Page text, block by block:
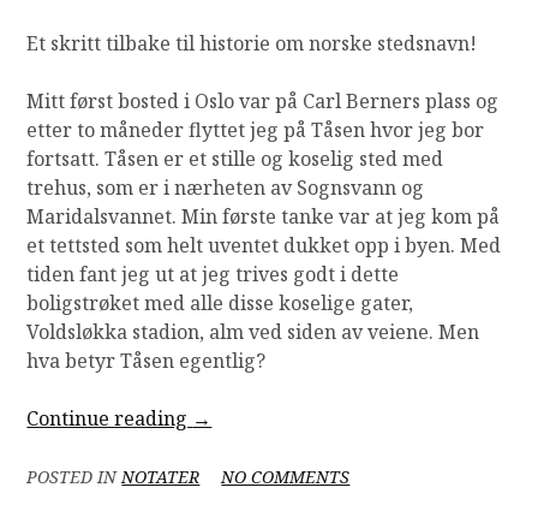
Et skritt tilbake til historie omnorske stedsnavn!
Mitt først bosted i Oslo var på Carl Berners plass og
etter to måneder flyttet jeg på Tåsen hvor jeg bor
fortsatt. Tåsen er et stille og koselig sted med
trehus, som er i nærheten av Sognsvann og
Maridalsvannet. Min første tanke var at jeg kom på
et tettsted som helt uventet dukket opp i byen. Med
tiden fant jeg ut at jeg trives godt i dette
boligstrøket med alle disse koselige gater,
Voldsløkka stadion, alm ved siden av veiene.Men
hva betyr Tåsen egentlig?
Continue reading “På
→
POSTED IN NOTATER NO COMMENTSON